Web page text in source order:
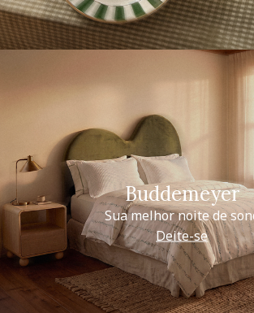
Buddemeyer
Sua melhor noite de
Deite-se